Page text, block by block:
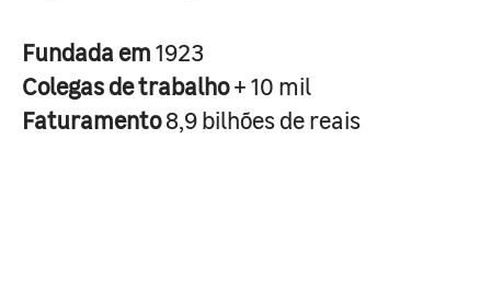
Fundada em1923
Colegas de trabalho+ 10 mil
Faturamento8,9 bilhões de reais